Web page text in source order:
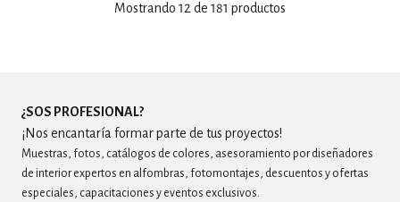
Mostrando 12 de 181 productos
¿SOS PROFESIONAL?
¡Nos encantaría formar parte de tus proyectos!
Muestras, fotos, catálogos de colores, asesoramiento por diseñadores
de interior expertos en alfombras, fotomontajes, descuentos y ofertas
especiales, capacitaciones y eventos exclusivos.